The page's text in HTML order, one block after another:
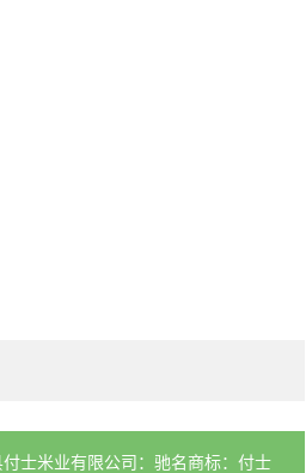
士米业有限公司：驰名商标：付士